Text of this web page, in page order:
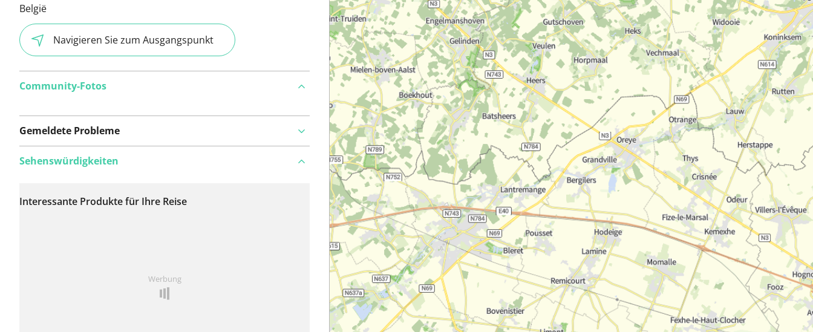
België
Navigieren Sie zum Ausgangspunkt
Community-Fotos
Gemeldete Probleme
wurden bisher keine
Sehenswürdigkeiten
Interessante Produkte für Ihre Reise
Werbung